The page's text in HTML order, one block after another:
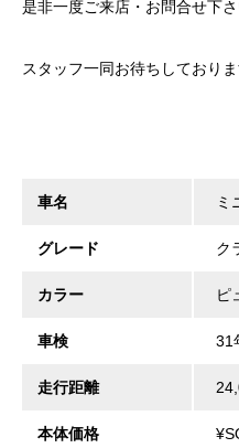
是非一度ご来店・お問合せ下さ
スタッフ一同お待ちしておりま
車名 ミ
グレード ク
カラー ピ
車検 31
走行距離
本体価格